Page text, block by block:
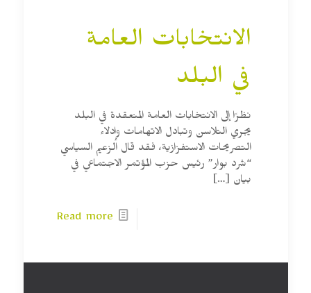
الانتخابات العامة
في البلد
نظرًا إلى الانتخابات العامة المنعقدة في البلد
يجري التلاسن وتبادل الاتهامات وإدلاء
التصريحات الاستفزازية، فقد قال الزعيم السياسي
“شرد بوار” رئيس حزب المؤتمر الاجتماعي في
بيان […]
Read more